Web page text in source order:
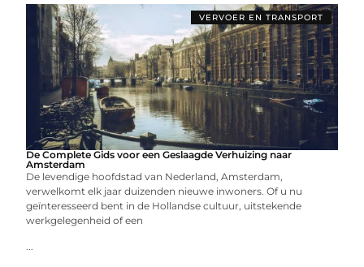
VERVOER EN TRANSPORT
De Complete Gids voor een Geslaagde Verhuizing naar
Amsterdam
De levendige hoofdstad van Nederland, Amsterdam,
verwelkomt elk jaar duizenden nieuwe inwoners. Of u nu
geïnteresseerd bent in de Hollandse cultuur, uitstekende
werkgelegenheid of een
...